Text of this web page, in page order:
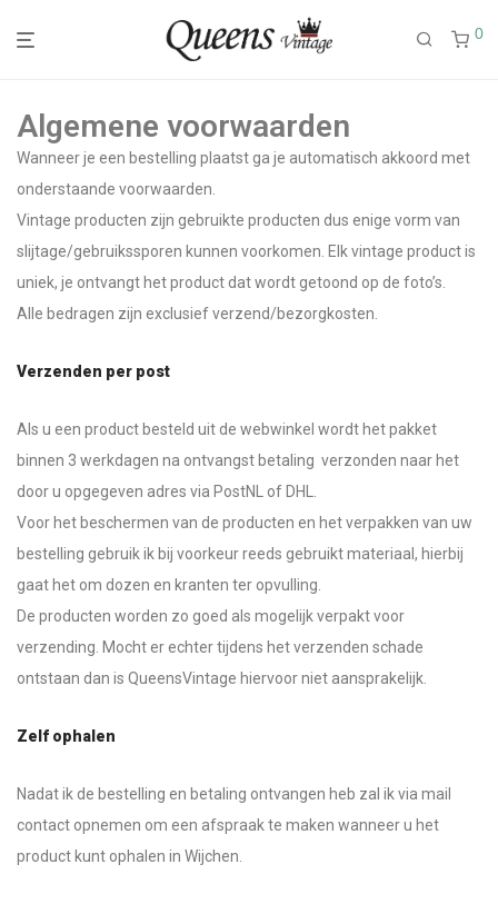
0
Algemene voorwaarden
Wanneer je een bestelling plaatst ga je automatisch akkoord met
onderstaande voorwaarden.
Vintage producten zijn gebruikte producten dus enige vorm van
slijtage/gebruikssporen kunnen voorkomen. Elk vintage product is
uniek, je ontvangt het product dat wordt getoond op de foto’s.
Alle bedragen zijn exclusief verzend/bezorgkosten.
Verzenden per post
Als u een product besteld uit de webwinkel wordt het pakket
binnen 3 werkdagen na ontvangst betaling verzonden naar het
door u opgegeven adres via PostNL of DHL.
Voor het beschermen van de producten en het verpakken van uw
bestelling gebruik ik bij voorkeur reeds gebruikt materiaal, hierbij
gaat het om dozen en kranten ter opvulling.
De producten worden zo goed als mogelijk verpakt voor
verzending. Mocht er echter tijdens het verzenden schade
ontstaan dan is QueensVintage hiervoor niet aansprakelijk.
Zelf ophalen
Nadat ik de bestelling en betaling ontvangen heb zal ik via mail
contact opnemen om een afspraak te maken wanneer u het
product kunt ophalen in Wijchen.